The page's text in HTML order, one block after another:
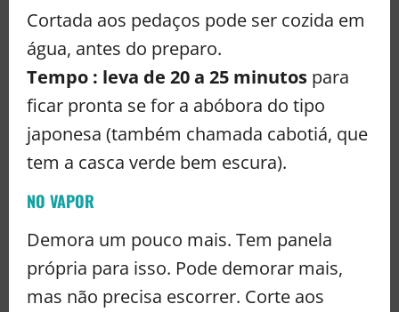
Cortada aos pedaços pode ser cozida em
água, antes do preparo.
Tempo : leva de 20 a 25 minutos para
ficar pronta se for a abóbora do tipo
japonesa (também chamada cabotiá, que
tem a casca verde bem escura).
NO VAPOR
Demora um pouco mais. Tem panela
própria para isso. Pode demorar mais,
mas não precisa escorrer. Corte aos